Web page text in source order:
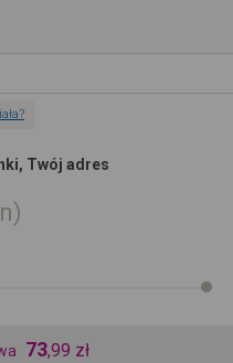
Twój adres
73,99 zł